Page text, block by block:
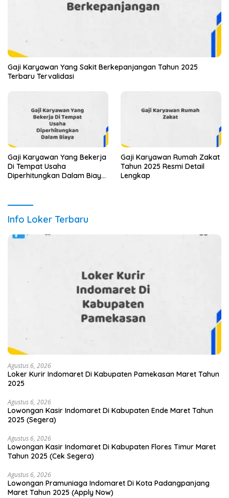
Gaji Karyawan Yang Sakit Berkepanjangan Tahun 2025
Terbaru Tervalidasi
Gaji Karyawan Yang Bekerja
Di Tempat Usaha
Diperhitungkan Dalam Biaya
Gaji Karyawan Rumah Zakat
Tahun 2025 Resmi Detail
Lengkap
Info Loker Terbaru
Agustus 6, 2026
Loker Kurir Indomaret Di Kabupaten Pamekasan Maret Tahun
2025
Agustus 6, 2026
Lowongan Kasir Indomaret Di Kabupaten Ende Maret Tahun
2025 (Segera)
Agustus 6, 2026
Lowongan Kasir Indomaret Di Kabupaten Flores Timur Maret
Tahun 2025 (Cek Segera)
Agustus 6, 2026
Lowongan Pramuniaga Indomaret Di Kota Padangpanjang
Maret Tahun 2025 (Apply Now)